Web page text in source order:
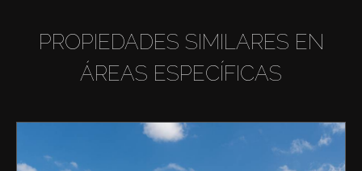
PROPIEDADES SIMILARES EN
ÁREAS ESPECÍFICAS